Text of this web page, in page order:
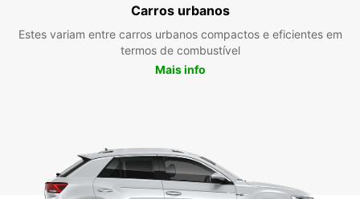
Carros urbanos
Estes variam entre carros urbanos compactos e eficientes em
termos de combustível
Mais info